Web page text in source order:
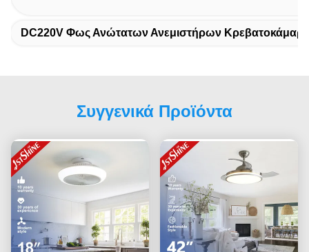
DC220V Φως Ανώτατων Ανεμιστήρων
Συγγενικά Προϊόντα